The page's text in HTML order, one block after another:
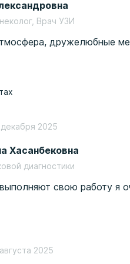
Врач УЗИ
дружелюбные
и получить понимание
2025
Хасанбековна
диагностики
свою работу я
2025